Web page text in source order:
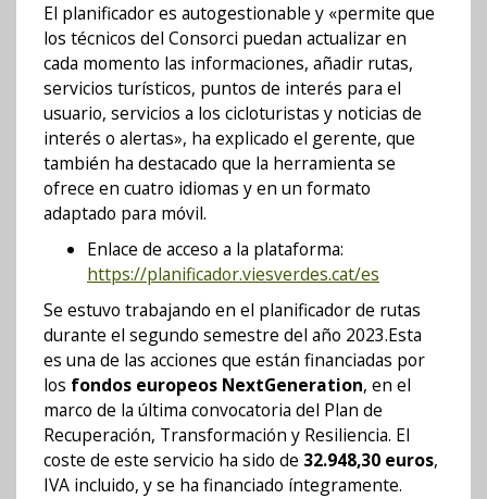
El planificador es autogestionable y «permite que
los técnicos del Consorci puedan actualizar en
cada momento las informaciones, añadir rutas,
servicios turísticos, puntos de interés para el
usuario, servicios a los cicloturistas y noticias de
interés o alertas», ha explicado el gerente, que
también ha destacado que la herramienta se
ofrece en cuatro idiomas y en un formato
adaptado para móvil.
Enlace de acceso a la plataforma:
https://planificador.viesverdes.cat/es
Se estuvo trabajando en el planificador de rutas
durante el segundo semestre del año 2023.Esta
es una de las acciones que están financiadas por
los fondos europeos NextGeneration, en el
marco de la última convocatoria del Plan de
Recuperación, Transformación y Resiliencia. El
coste de este servicio ha sido de 32.948,30 euros,
IVA incluido, y se ha financiado íntegramente.